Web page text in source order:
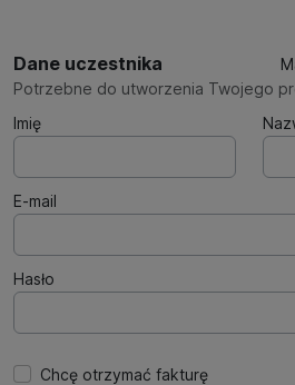
Dane uczestnika
Potrzebne do utworzenia Twojego
Imię
E-mail
Hasło
Chcę otrzymać fakturę